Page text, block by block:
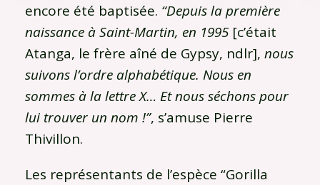
encore été baptisée. “Depuis la première
naissance à Saint-Martin, en 1995 [c’était
Atanga, le frère aîné de Gypsy, ndlr], nous
suivons l’ordre alphabétique. Nous en
sommes à la lettre X… Et nous séchons pour
lui trouver un nom !”, s’amuse Pierre
Thivillon.
Les représentants de l’espèce “Gorilla